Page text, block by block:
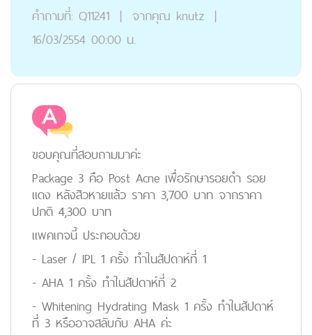
คำถามที่: Q11241 | จากคุณ knutz |
16/03/2554 00:00 น.
ขอบคุณที่สอบถามมาค่ะ
Package 3 คือ Post Acne เพื่อรักษารอยดำ รอย
แดง หลังสิวหายแล้ว ราคา 3,700 บาท จากราคา
ปกติ 4,300 บาท
แพคเกจนี้ ประกอบด้วย
- Laser / IPL 1 ครั้ง ทำในสัปดาห์ที่ 1
- AHA 1 ครั้ง ทำในสัปดาห์ที่ 2
- Whitening Hydrating Mask 1 ครั้ง ทำในสัปดาห์
ที่ 3 หรืออาจสลับกับ AHA ค่ะ